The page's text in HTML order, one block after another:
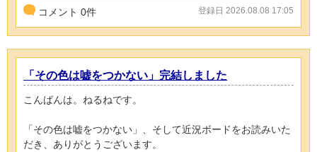
コメント 0件 登録日 2026.08.08 17:05
「その色は嘘をつかない」完結しました
こんばんは。ねるねです。
「その色は嘘をつかない」、そして近況ボードをお読みいた
だき、ありがとうございます。